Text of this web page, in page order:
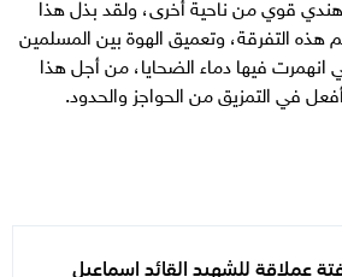
هذه التفرقة، وتعميق الهوة بين المسلمين
انهمرت فيها دماء الضحايا، من أجل هذا
في التمزيق من الحواجز والحدود.
عملاقة للشهيد القائد إسماعيل